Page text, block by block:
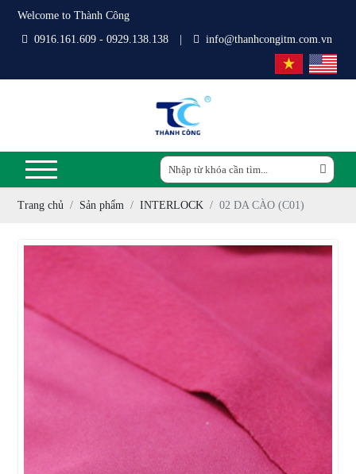
Welcome to Thành Công
0916.161.609 - 0929.138.138
info@thanhcongitm.com.vn
Trang chủ Sản phẩm INTERLOCK 02 DA CÀO (C01)